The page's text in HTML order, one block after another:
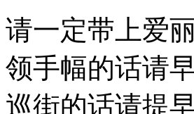
请一定带上爱
领手幅的话请
巡街的话请提